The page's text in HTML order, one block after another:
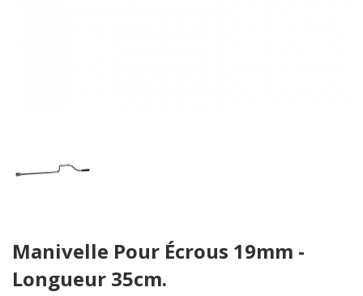
to
beginning
Manivelle Pour Écrous 19mm -
Longueur 35cm.